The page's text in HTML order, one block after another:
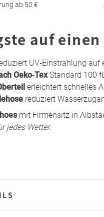
ab 50 €
auf
UV‑Einstrahlung
Oeko‑TexStandard 100
erleichtert schnelles
reduziert
mit Firmensitz in
jedes Wetter.